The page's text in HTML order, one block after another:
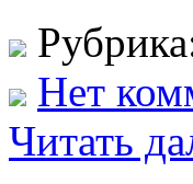
Нет
Читать